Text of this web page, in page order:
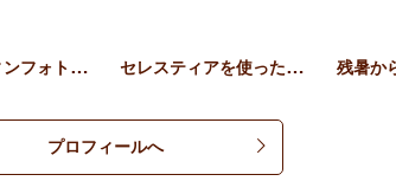
大人ハロウィンフォトスポッ… セレスティアを使った着物の…
プロフィールへ